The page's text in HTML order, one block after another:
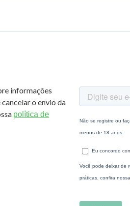
informações
o envio da
política de